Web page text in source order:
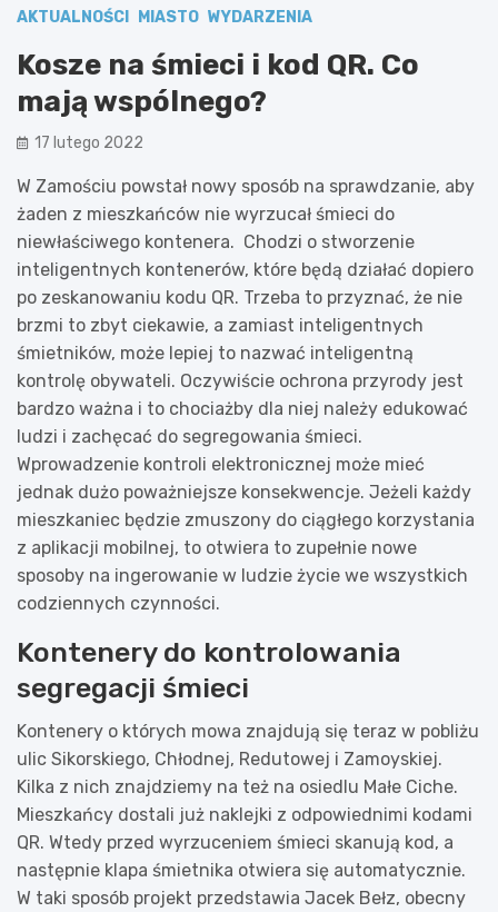
AKTUALNOŚCI MIASTO WYDARZENIA
Kosze na śmieci i kod QR. Co
mają wspólnego?
17 lutego 2022
W Zamościu powstał nowy sposób na sprawdzanie, aby
żaden z mieszkańców nie wyrzucał śmieci do
niewłaściwego kontenera. Chodzi o stworzenie
inteligentnych kontenerów, które będą działać dopiero
po zeskanowaniu kodu QR. Trzeba to przyznać, że nie
brzmi to zbyt ciekawie, a zamiast inteligentnych
śmietników, może lepiej to nazwać inteligentną
kontrolę obywateli. Oczywiście ochrona przyrody jest
bardzo ważna i to chociażby dla niej należy edukować
ludzi i zachęcać do segregowania śmieci.
Wprowadzenie kontroli elektronicznej może mieć
jednak dużo poważniejsze konsekwencje. Jeżeli każdy
mieszkaniec będzie zmuszony do ciągłego korzystania
z aplikacji mobilnej, to otwiera to zupełnie nowe
sposoby na ingerowanie w ludzie życie we wszystkich
codziennych czynności.
Kontenery do kontrolowania
segregacji śmieci
Kontenery o których mowa znajdują się teraz w pobliżu
ulic Sikorskiego, Chłodnej, Redutowej i Zamoyskiej.
Kilka z nich znajdziemy na też na osiedlu Małe Ciche.
Mieszkańcy dostali już naklejki z odpowiednimi kodami
QR. Wtedy przed wyrzuceniem śmieci skanują kod, a
następnie klapa śmietnika otwiera się automatycznie.
W taki sposób projekt przedstawia Jacek Bełz, obecny